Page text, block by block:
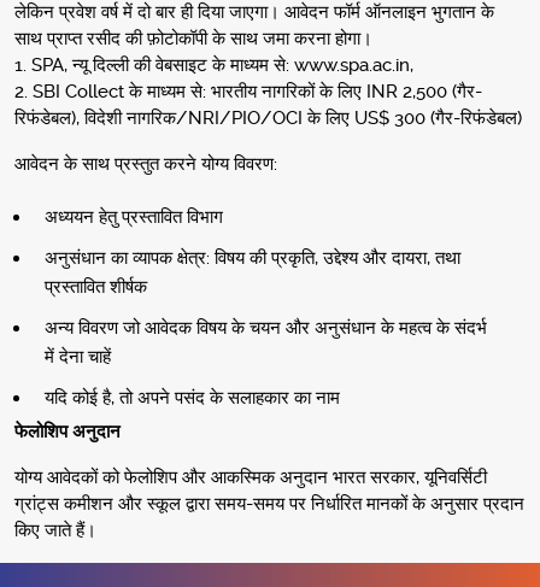
लेकिन प्रवेश वर्ष में दो बार ही दिया जाएगा। आवेदन फॉर्म ऑनलाइन भुगतान के
साथ प्राप्त रसीद की फ़ोटोकॉपी के साथ जमा करना होगा।
1. SPA, न्यू दिल्ली की वेबसाइट के माध्यम से: www.spa.ac.in,
2. SBI Collect के माध्यम से: भारतीय नागरिकों के लिए INR 2,500 (गैर-
रिफंडेबल), विदेशी नागरिक/NRI/PIO/OCI के लिए US$ 300 (गैर-रिफंडेबल)
आवेदन के साथ प्रस्तुत करने योग्य विवरण:
अध्ययन हेतु प्रस्तावित विभाग
अनुसंधान का व्यापक क्षेत्र: विषय की प्रकृति, उद्देश्य और दायरा, तथा
प्रस्तावित शीर्षक
अन्य विवरण जो आवेदक विषय के चयन और अनुसंधान के महत्व के संदर्भ
में देना चाहें
यदि कोई है, तो अपने पसंद के सलाहकार का नाम
फेलोशिप अनुदान
योग्य आवेदकों को फेलोशिप और आकस्मिक अनुदान भारत सरकार, यूनिवर्सिटी
ग्रांट्स कमीशन और स्कूल द्वारा समय-समय पर निर्धारित मानकों के अनुसार प्रदान
किए जाते हैं।